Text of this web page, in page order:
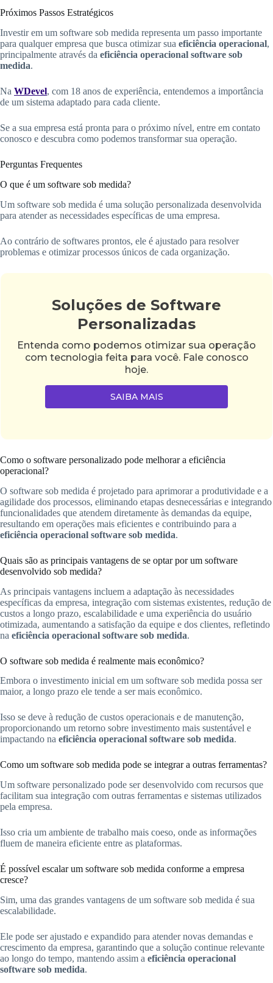
Próximos Passos Estratégicos
Investir em um software sob medida representa um passo importante
para qualquer empresa que busca otimizar sua eficiência operacional,
principalmente através da eficiência operacional software sob
medida.
Na WDevel, com 18 anos de experiência, entendemos a importância
de um sistema adaptado para cada cliente.
Se a sua empresa está pronta para o próximo nível, entre em contato
conosco e descubra como podemos transformar sua operação.
Perguntas Frequentes
O que é um software sob medida?
Um software sob medida é uma solução personalizada desenvolvida
para atender as necessidades específicas de uma empresa.
Ao contrário de softwares prontos, ele é ajustado para resolver
problemas e otimizar processos únicos de cada organização.
Soluções de Software
Personalizadas
Entenda como podemos otimizar sua operação
com tecnologia feita para você. Fale conosco
hoje.
SAIBA MAIS
Como o software personalizado pode melhorar a eficiência
operacional?
O software sob medida é projetado para aprimorar a produtividade e a
agilidade dos processos, eliminando etapas desnecessárias e integrando
funcionalidades que atendem diretamente às demandas da equipe,
resultando em operações mais eficientes e contribuindo para a
eficiência operacional software sob medida.
Quais são as principais vantagens de se optar por um software
desenvolvido sob medida?
As principais vantagens incluem a adaptação às necessidades
específicas da empresa, integração com sistemas existentes, redução de
custos a longo prazo, escalabilidade e uma experiência do usuário
otimizada, aumentando a satisfação da equipe e dos clientes, refletindo
na eficiência operacional software sob medida.
O software sob medida é realmente mais econômico?
Embora o investimento inicial em um software sob medida possa ser
maior, a longo prazo ele tende a ser mais econômico.
Isso se deve à redução de custos operacionais e de manutenção,
proporcionando um retorno sobre investimento mais sustentável e
impactando na eficiência operacional software sob medida.
Como um software sob medida pode se integrar a outras ferramentas?
Um software personalizado pode ser desenvolvido com recursos que
facilitam sua integração com outras ferramentas e sistemas utilizados
pela empresa.
Isso cria um ambiente de trabalho mais coeso, onde as informações
fluem de maneira eficiente entre as plataformas.
É possível escalar um software sob medida conforme a empresa
cresce?
Sim, uma das grandes vantagens de um software sob medida é sua
escalabilidade.
Ele pode ser ajustado e expandido para atender novas demandas e
crescimento da empresa, garantindo que a solução continue relevante
ao longo do tempo, mantendo assim a eficiência operacional
software sob medida.